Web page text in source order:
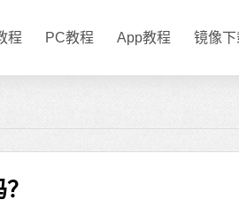
程 PC教程 App教程 镜像下